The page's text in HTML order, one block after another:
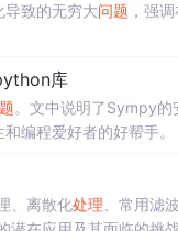
导致的无穷大问题 ，强
库
。文中说明了Sympy的
编程爱好者的好帮手。
、离散化处理 、常用滤